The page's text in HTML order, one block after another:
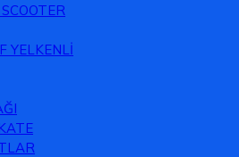
YELKENLİ